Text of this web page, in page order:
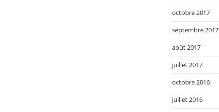
octobre 2017
septembre 2017
août 2017
juillet 2017
octobre 2016
juillet 2016